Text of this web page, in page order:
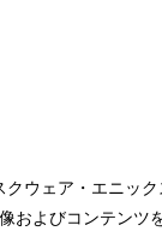
クウェア・エニッ
およびコンテンツ